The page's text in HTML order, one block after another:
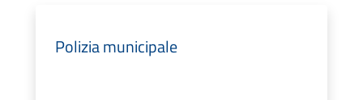
Polizia municipale